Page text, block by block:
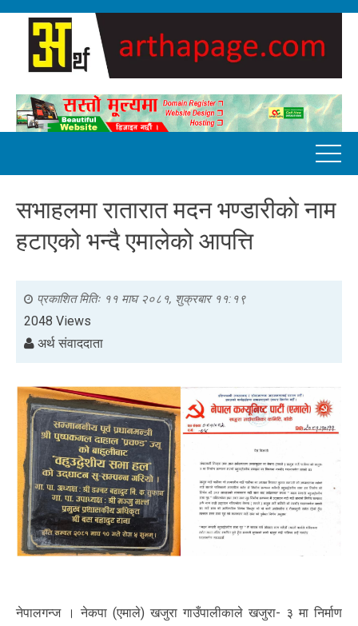
सभाहलमा रातारात मदन भण्डारीकाे नाम
हटाएको भन्दै एमालेको आपत्ति
प्रकाशित मितिः ११ माघ २०८१, शुक्रबार ११:१९
2048 Views
अर्थ संवाददाता
नेपालगन्ज । नेकपा (एमाले) खजुरा गाउँपालीकाले खजुरा- ३ मा निर्माण